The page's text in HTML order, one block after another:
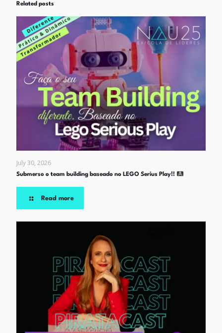
Related posts
July 30, 2026
Submerso o team building baseado no LEGO Serius Play!!
Read more